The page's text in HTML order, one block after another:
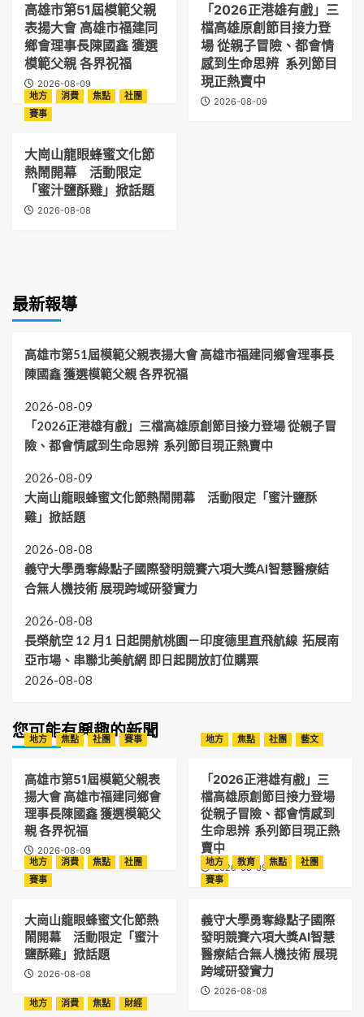
高雄市第51屆模範父親
表揚大會 高雄市福建同
鄉會理事長陳國鑫 獲選
模範父親 各界祝福
2026-08-09
「2026正港雄有戲」三
檔高雄原創節目接力登
場 從親子冒險、都會情
感到生命思辨 系列節目
現正熱賣中
2026-08-09
地方 消費 焦點
社團
賽事
大崗山龍眼蜂蜜文化節
熱鬧開幕 活動限定
「蜜汁鹽酥雞」掀話題
2026-08-08
最新報導
高雄市第51屆模範父親表揚大會 高雄市福建同鄉會理事長
陳國鑫 獲選模範父親 各界祝福
2026-08-09
「2026正港雄有戲」三檔高雄原創節目接力登場 從親子冒
險、都會情感到生命思辨 系列節目現正熱賣中
2026-08-09
大崗山龍眼蜂蜜文化節熱鬧開幕 活動限定「蜜汁鹽酥
雞」掀話題
2026-08-08
義守大學勇奪綠點子國際發明競賽六項大獎AI智慧醫療結
合無人機技術 展現跨域研發實力
2026-08-08
長榮航空 12 月1 日起開航桃園－印度德里直飛航線 拓展南
亞市場、串聯北美航網 即日起開放訂位購票
2026-08-08
您可能有興趣的新聞
地方 焦點 社團 賽事
高雄市第51屆模範父親表
揚大會 高雄市福建同鄉會
理事長陳國鑫 獲選模範父
親 各界祝福
2026-08-09
地方 焦點 社團 藝文
「2026正港雄有戲」三
檔高雄原創節目接力登場
從親子冒險、都會情感到
生命思辨 系列節目現正熱
賣中
2026-08-09
地方 消費 焦點
社團
賽事
大崗山龍眼蜂蜜文化節熱
鬧開幕 活動限定「蜜汁
鹽酥雞」掀話題
2026-08-08
地方 教育 焦點
社團
賽事
義守大學勇奪綠點子國際
發明競賽六項大獎AI智慧
醫療結合無人機技術 展現
跨域研發實力
2026-08-08
地方
消費 焦點 財經